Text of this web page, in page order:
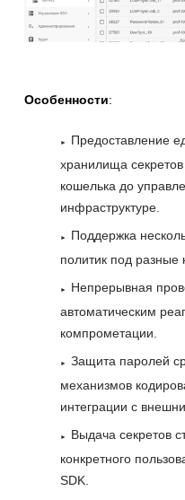
Особенности:
Предоставление
хранилища
кошелька до
инфраструктуре.
Поддержка
политик под разные
Непрерывная
автоматическим
компрометации.
Защита паролей
механизмов
интеграции с
Выдача секретов
конкретного
SDK.